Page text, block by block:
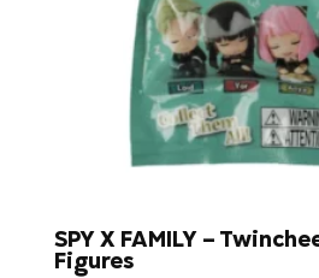
SPY X FAMILY –
Figures